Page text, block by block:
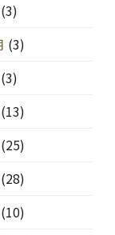
(3)
(3)
(3)
(13)
(25)
(28)
(10)